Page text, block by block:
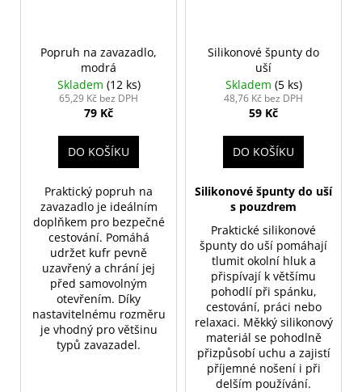
Popruh na zavazadlo,
modrá
Skladem (12 ks)
65,29 Kč bez DPH
79 Kč
DO KOŠÍKU
Praktický popruh na
zavazadlo je ideálním
doplňkem pro bezpečné
cestování. Pomáhá
udržet kufr pevně
uzavřený a chrání jej
před samovolným
otevřením. Díky
nastavitelnému rozměru
je vhodný pro většinu
typů zavazadel.
Silikonové špunty do
uší
Skladem (5 ks)
48,76 Kč bez DPH
59 Kč
DO KOŠÍKU
Silikonové špunty do uší
s pouzdrem
Praktické silikonové
špunty do uší pomáhají
tlumit okolní hluk a
přispívají k většímu
pohodlí při spánku,
cestování, práci nebo
relaxaci. Měkký silikonový
materiál se pohodlně
přizpůsobí uchu a zajistí
příjemné nošení i při
delším používání.